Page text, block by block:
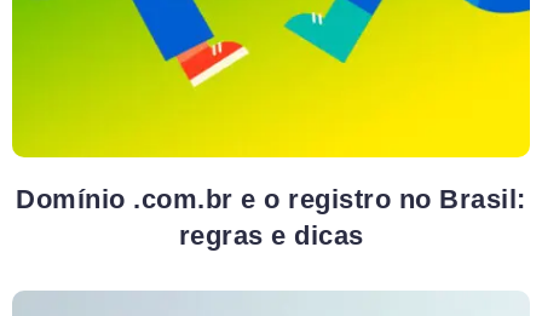
Domínio .com.br e o registro no Brasil:
regras e dicas